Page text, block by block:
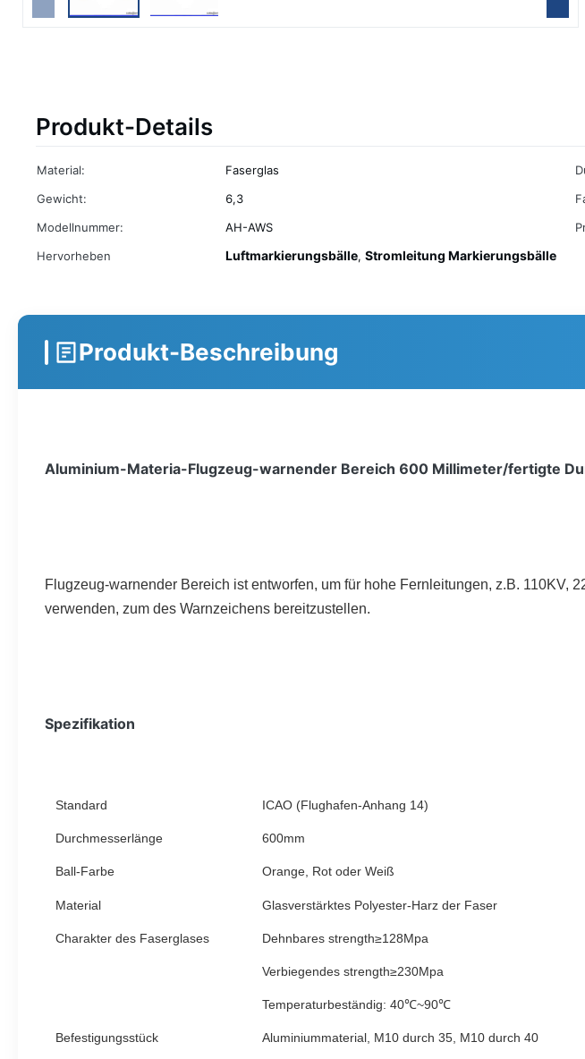
Produkt-Details
Material: Faserglas
Gewicht:
6,3
Modellnummer:
AH-AWS
Hervorheben
Luftmarkierungsbälle, Stromleitung Markierungsbälle
Produkt-Beschreibung
Aluminium-Materia-Flugzeug-warnender Bereich 600 Millimeter/fertigte
Flugzeug-warnender Bereich ist entworfen, um für hohe Fernleitungen, z.B.
verwenden, zum des Warnzeichens bereitzustellen.
Spezifikation
Standard ICAO (Flughafen-Anhang 14)
Durchmesserlänge 600mm
Ball-Farbe Orange, Rot oder Weiß
Material Glasverstärktes Polyester-Harz der Faser
Charakter des Faserglases Dehnbares strength≥128Mpa
Verbiegendes strength≥230Mpa
Temperaturbeständig: 40℃~90℃
Befestigungsstück Aluminiummaterial, M10 durch 35, M10 durch 40